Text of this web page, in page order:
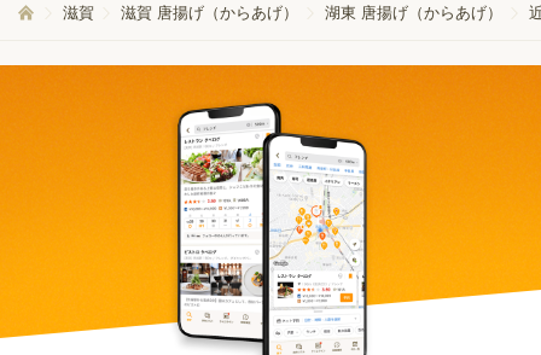
滋賀 滋賀 唐揚げ（からあげ） 湖東 唐揚げ（からあげ）